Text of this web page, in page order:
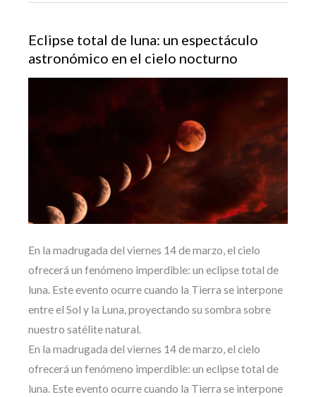
Eclipse total de luna: un espectáculo
astronómico en el cielo nocturno
En la madrugada del viernes 14 de marzo, el cielo
ofrecerá un fenómeno imperdible: un eclipse total de
luna. Este evento ocurre cuando la Tierra se interpone
entre el Sol y la Luna, proyectando su sombra sobre
nuestro satélite natural.
En la madrugada del viernes 14 de marzo, el cielo
ofrecerá un fenómeno imperdible: un eclipse total de
luna. Este evento ocurre cuando la Tierra se interpone